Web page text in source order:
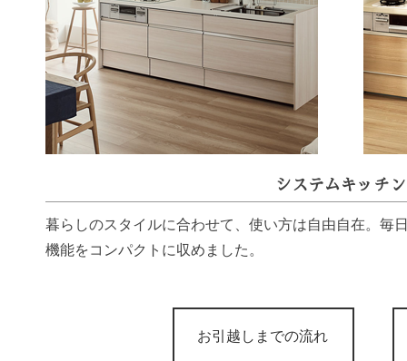
システムキッチン
暮らしのスタイルに合わせて、使い方は自由自在。毎
機能をコンパクトに収めました。
お引越しまでの流れ